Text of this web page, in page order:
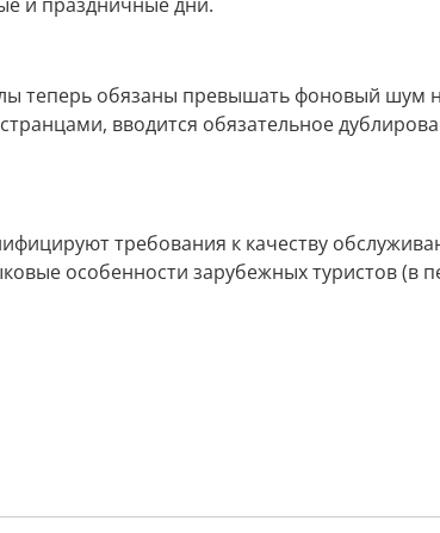
теперь обязаны превышать фоновый шум
вводится обязательное
требования к качеству
особенности зарубежных туристов (в